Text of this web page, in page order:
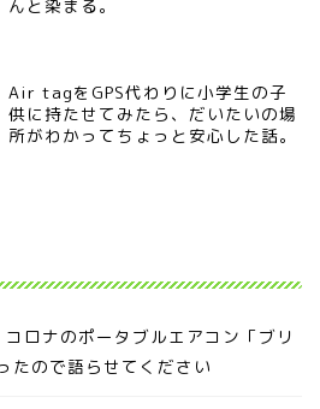
んと染まる。
Air tagをGPS代わりに小学生の子
供に持たせてみたら、だいたいの場
所がわかってちょっと安心した話。
コロナのポータブルエアコン「ブリ
たので語らせてください